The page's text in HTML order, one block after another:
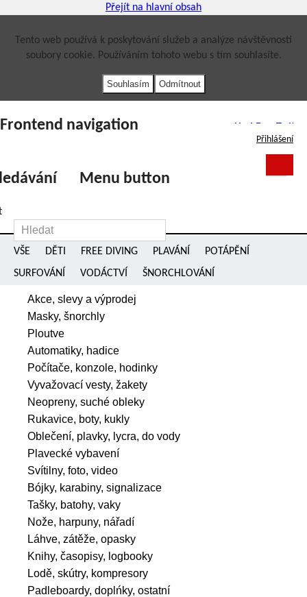
Přejít na hlavní obsah
Tento web používá k poskytování služeb a analýze návštěvnosti
soubory cookie. Používáním tohoto webu s tím souhlasíte.
Přihlášení
Menu button
Frontend navigation
VŠE DĚTI FREE DIVING PLAVÁNÍ
POTÁPĚNÍ
SURFOVÁNÍ
VODÁCTVÍ ŠNORCHLOVÁNÍ
Akce, slevy a výprodej
Masky, šnorchly
Ploutve
Automatiky, hadice
Počítače, konzole, hodinky
Vyvažovací vesty, žakety
Neopreny, suché obleky
Rukavice, boty, kukly
Oblečení, plavky, lycra, do vody
Plavecké vybavení
Svítilny, foto, video
Bójky, karabiny, signalizace
Tašky, batohy, vaky
Nože, harpuny, nářadí
Láhve, zátěže, opasky
Knihy, časopisy, logbooky
Lodě, skútry, kompresory
Padleboardy, doplńky, ostatní